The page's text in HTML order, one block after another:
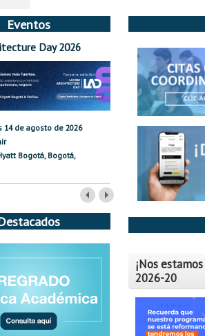
Eventos
Day 2026
14 de agosto de 2026
Bogotá, Bogotá,
¡Nos
2026-20